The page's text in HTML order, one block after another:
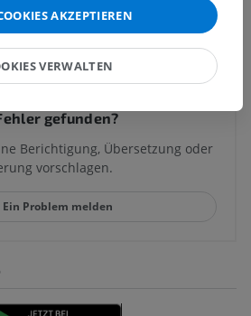
gefunden?
Berichtigung, Übersetzung oder
vorschlagen.
Ein Problem melden
AKZEPTIEREN
VERWALTEN